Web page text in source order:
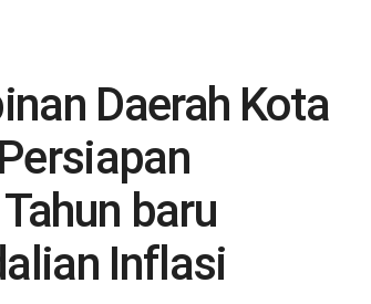
Daerah Kota
baru
Inflasi